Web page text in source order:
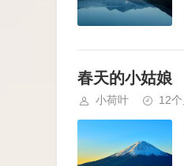
春天的小姑娘
小荷叶 12